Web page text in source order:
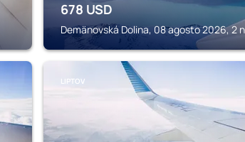
678 USD
Demänovská Dolina, 08 agosto 2026, 2
LIPTOV